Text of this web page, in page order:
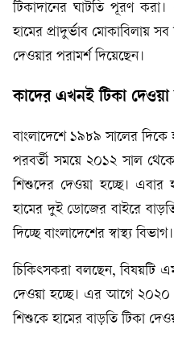
টিকাদানের ঘাটতি পূরণ
হামের প্রাদুর্ভাব মোকাবিলায়
দেওয়ার পরামর্শ দিয়েছেন।
কাদের এখনই টিকা দেওয়া
বাংলাদেশে ১৯৮৯ সালের
পরবর্তী সময়ে ২০১২ সাল
শিশুদের দেওয়া হচ্ছে। এবার
হামের দুই ডোজের বাইরে
দিচ্ছে বাংলাদেশের স্বাস্থ্য বিভাগ।
চিকিৎসকরা বলছেন, বিষয়টি
দেওয়া হচ্ছে। এর আগে ২০২০
শিশুকে হামের বাড়তি টিকা